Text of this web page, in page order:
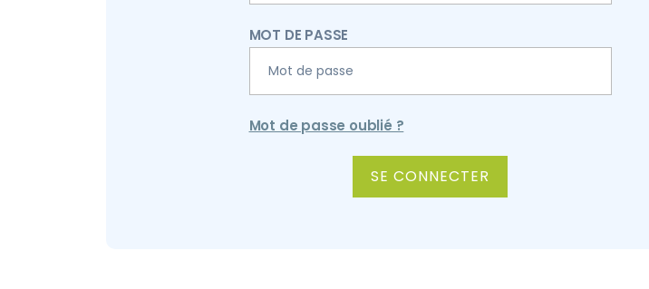
MOT DE PASSE
Mot de passe oublié ?